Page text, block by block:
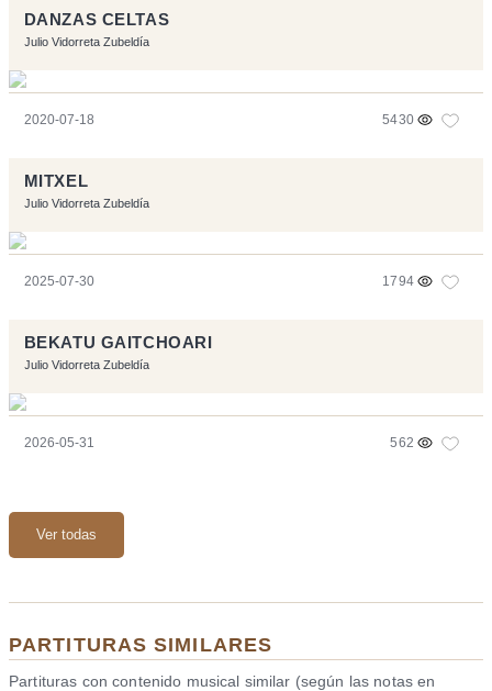
DANZAS CELTAS
Julio Vidorreta Zubeldía
2020-07-18 5430
MITXEL
Julio Vidorreta Zubeldía
2025-07-30 1794
BEKATU GAITCHOARI
Julio Vidorreta Zubeldía
2026-05-31 562
Ver todas
PARTITURAS SIMILARES
Partituras con contenido musical similar (según las notas en